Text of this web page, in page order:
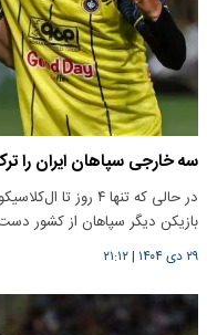
سه خارجی سپاهان ایران را
در حالی که تنها ۴
بازیکن دیگر سپاهان از کشور
۲۹ دی ۱۴۰۴ |۲۱:۱۲